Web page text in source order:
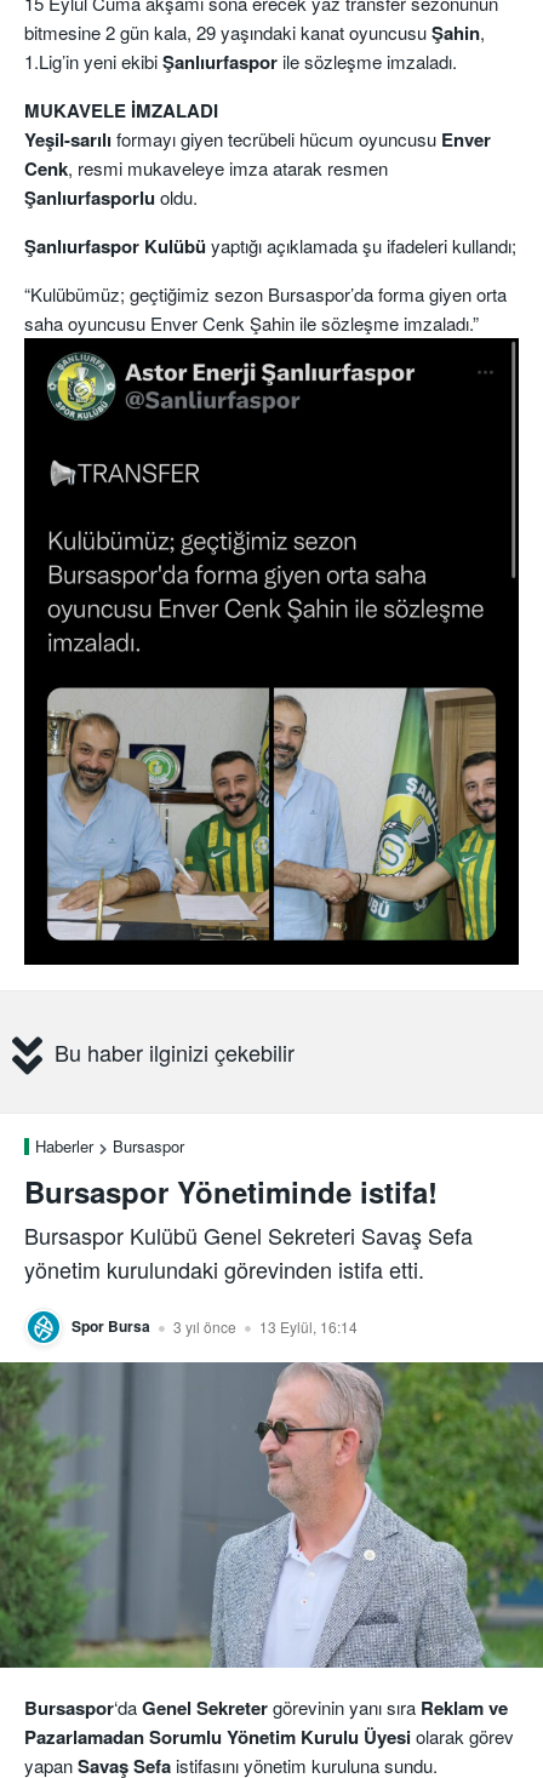
bitmesine 2 gün kala, 29 yaşındaki kanat oyuncusuŞahin,
1.Lig’in yeni ekibiŞanlıurfasporile sözleşme imzaladı.
MUKAVELE İMZALADI
Yeşil-sarılı formayı giyen tecrübeli hücum oyuncusu Enver
Cenk, resmi mukaveleye imza atarak resmen
Şanlıurfasporluoldu.
Şanlıurfaspor Kulübüyaptığı açıklamada şu ifadeleri kullandı;
“Kulübümüz; geçtiğimiz sezon Bursaspor’da forma giyen orta
saha oyuncusu Enver Cenk Şahin ile sözleşme imzaladı.”
Bu haber ilginizi çekebilir
Haberler Bursaspor
Bursaspor Yönetiminde istifa!
Bursaspor Kulübü Genel Sekreteri Savaş Sefa
yönetim kurulundaki görevinden istifa etti.
Spor Bursa 3 yıl önce 13 Eylül, 16:14
Bursaspor‘daGenel Sekretergörevinin yanı sıra Reklam ve
Pazarlamadan Sorumlu Yönetim Kurulu Üyesiolarak görev
yapanSavaş Sefaistifasını yönetim kuruluna sundu.